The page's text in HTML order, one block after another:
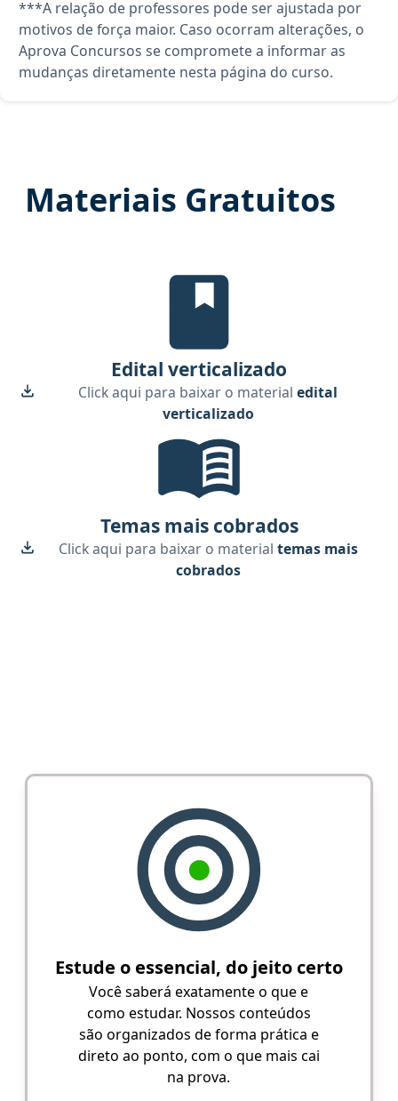
***A relação de professores pode ser ajustada por
motivos de força maior. Caso ocorram alterações, o
Aprova Concursos se compromete a informar as
mudanças diretamente nesta página do curso.
Materiais Gratuitos
Edital verticalizado, material
Edital verticalizado
Click aqui para baixar o materialedital
verticalizado
Temas mais cobrados
Click aqui para baixar o material temas mais
cobrados
Estude o essencial, do jeito certo
Você saberá exatamente o que e
como estudar. Nossos conteúdos
são organizados de forma prática e
direto ao ponto, com o que mais cai
na prova.